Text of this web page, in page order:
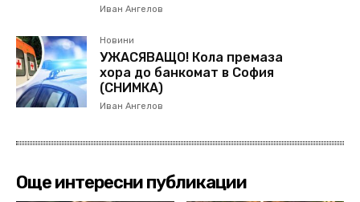
Иван Ангелов
Новини
УЖАСЯВАЩО! Кола премаза
хора до банкомат в София
(СНИМКА)
Иван Ангелов
Още интересни публикации